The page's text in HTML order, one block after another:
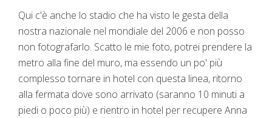
Qui c'è anche lo stadio che ha visto le gesta della
nostra nazionale nel mondiale del 2006 e non posso
non fotografarlo. Scatto le mie foto, potrei prendere la
metro alla fine del muro, ma essendo un po' più
complesso tornare in hotel con questa linea, ritorno
alla fermata dove sono arrivato (saranno 10 minuti a
piedi o poco più) e rientro in hotel per recupere Anna